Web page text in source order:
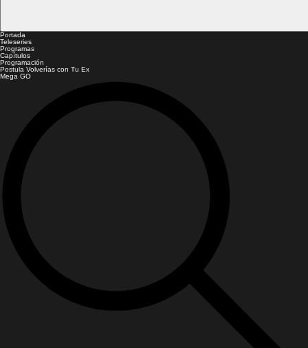
Portada
Teleseries
Programas
Capítulos
Programación
Postula Volverías con Tu Ex
Mega GO